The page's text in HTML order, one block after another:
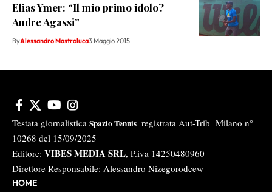
Elias Ymer: “Il mio primo idolo?
Andre Agassi”
ByAlessandro Mastroluca3 Maggio 2015
Testata giornalistica Spazio Tennis registrata Aut-Trib Milano n°
10268 del 15/09/2025
Editore: VIBES MEDIA SRL, P.iva 14250480960
Direttore Responsabile: Alessandro Nizegorodcew
HOME